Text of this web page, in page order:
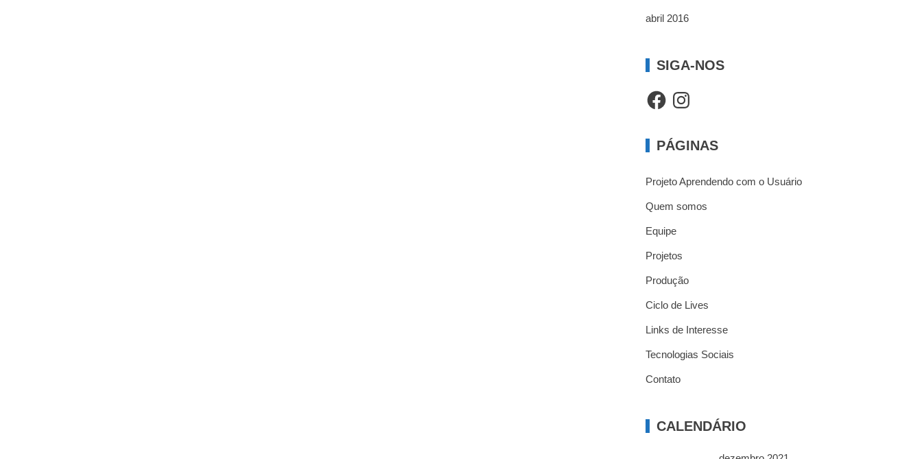
abril 2016
SIGA-NOS
FacebookInstagram
PÁGINAS
Projeto Aprendendo com o Usuário
Quem somos
Equipe
Projetos
Produção
Ciclo de Lives
Links de Interesse
Tecnologias Sociais
Contato
CALENDÁRIO